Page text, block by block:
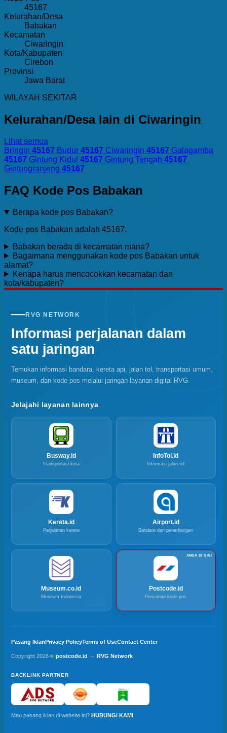
45167
Kelurahan/Desa
Babakan
Kecamatan
Ciwaringin
Kota/Kabupaten
Cirebon
Provinsi
Jawa Barat
WILAYAH SEKITAR
Kelurahan/Desa lain di Ciwaringin
Lihat semua
Bringin 45167 Budur 45167 Ciwaringin 45167 Galagamba
45167 Gintung Kidul 45167 Gintung Tengah 45167
Gintungranjeng 45167
FAQ Kode Pos Babakan
Berapa kode pos Babakan?
Kode pos Babakan adalah 45167.
Babakan berada di kecamatan mana?
Bagaimana menggunakan kode pos Babakan untuk
alamat?
Kenapa harus mencocokkan kecamatan dan
kota/kabupaten?
RVG NETWORK
Informasi perjalanan dalam
satu jaringan
Temukan informasi bandara, kereta api, jalan tol, transportasi umum,
museum, dan kode pos melalui jaringan layanan digital RVG.
Jelajahi layanan lainnya
Busway.id
Transportasi kota
InfoTol.id
Informasi jalan tol
Kereta.id
Perjalanan kereta
Airport.id
Bandara dan penerbangan
Museum.co.id
Museum Indonesia
Postcode.id
Pencarian kode pos
Pasang IklanPrivacy PolicyTerms of UseContact Center
Copyright 2026 © postcode.id – RVG Network
BACKLINK PARTNER
Mau pasang iklan di website ini? HUBUNGI KAMI